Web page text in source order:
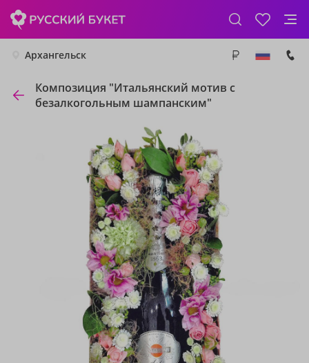
Архангельск
Композиция "Итальянский мотив с
безалкогольным шампанским"